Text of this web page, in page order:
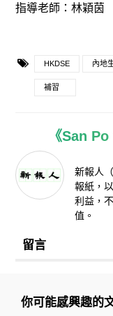
指導老師：林穎茵
HKDSE 內地
補習
《San
新報人
報紙，
利益，
值。
留言
你可能感興趣的